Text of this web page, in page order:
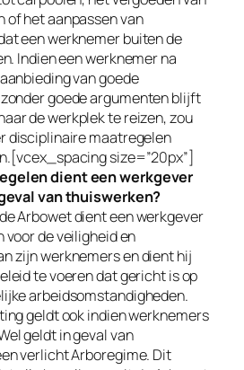
of het aanpassen van
een werknemer buiten de
Indien een werknemer na
van goede
goede argumenten blijft
de werkplek te reizen, zou
disciplinaire maatregelen
size=”20px”]
dient een werkgever
van thuiswerken?
Arbowet dient een werkgever
voor de veiligheid en
zijn werknemers en dient hij
te voeren dat gericht is op
arbeidsomstandigheden.
geldt ook indien werknemers
geldt in geval van
verlicht Arboregime. Dit